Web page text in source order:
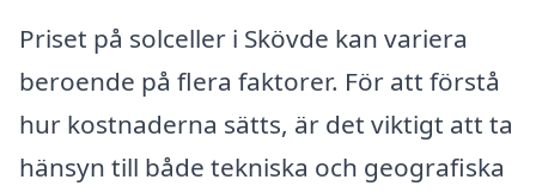
Priset på solceller i Skövde kan variera
beroende på flera faktorer. För att förstå
hur kostnaderna sätts, är det viktigt att ta
hänsyn till både tekniska och geografiska